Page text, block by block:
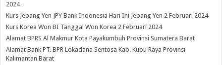
2024
Kurs Jepang Yen JPY Bank Indonesia Hari Ini Jepang Yen 2 Februari 2024
Kurs Korea Won BI Tanggal Won Korea 2 Februari 2024
Alamat BPRS Al Makmur Kota Payakumbuh Provinsi Sumatera Barat
Alamat Bank PT. BPR Lokadana Sentosa Kab. Kubu Raya Provinsi
Kalimantan Barat